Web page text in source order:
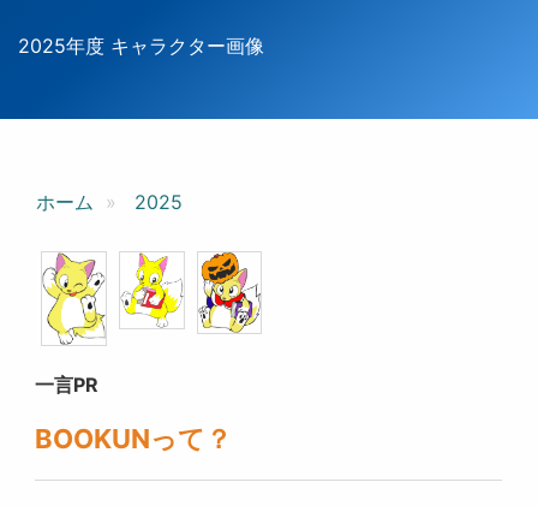
2025年度 キャラクター画像
ホーム 2025
一言PR
BOOKUNって？